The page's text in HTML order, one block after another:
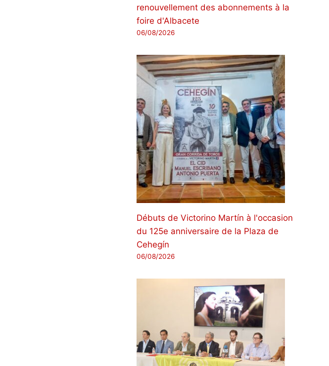
renouvellement des abonnements à la
foire d'Albacete
06/08/2026
Débuts de Victorino Martín à l'occasion
du 125e anniversaire de la Plaza de
Cehegín
06/08/2026